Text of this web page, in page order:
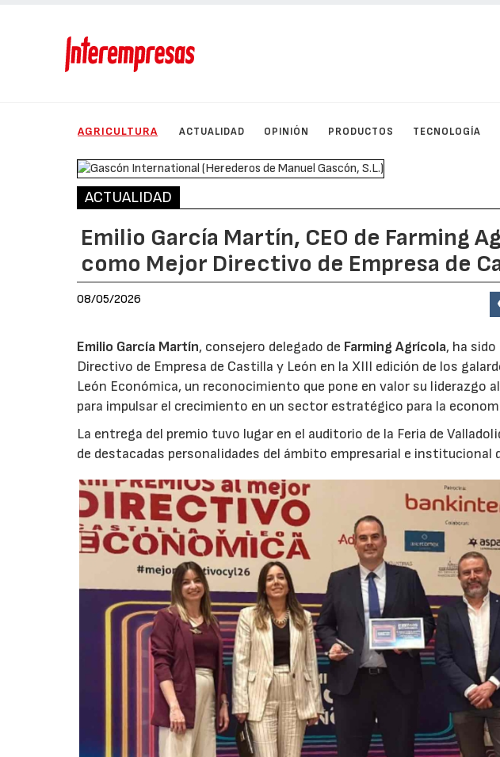
AGRICULTURA ACTUALIDAD OPINIÓN PRODUCTOS TECNOLOGÍA
ACTUALIDAD
Emilio García Martín, CEO de Farming
como Mejor Directivo de Empresa de
08/05/2026
Emilio García Martín, consejero delegado de Farming Agrícola, ha
Directivo de Empresa de Castilla y León en la XIII edición de los
León Económica, un reconocimiento que pone en valor su liderazgo
para impulsar el crecimiento en un sector estratégico para la
La entrega del premio tuvo lugar en el auditorio de la Feria de
de destacadas personalidades del ámbito empresarial e institucional